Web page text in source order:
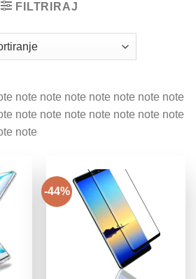
FILTRIRAJ
note note note note note note note
note note note note note note note
note
-44%